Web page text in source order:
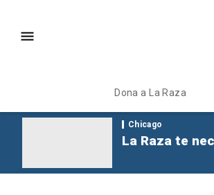
Dona a La Raza
Chicago
La Raza te